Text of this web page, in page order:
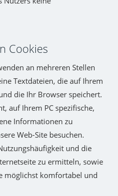
Cookies
an mehreren Stellen
Textdateien, die auf Ihrem
die Ihr Browser speichert.
auf Ihrem PC spezifische,
Informationen zu
Web-Site besuchen.
und die
zu ermitteln, sowie
möglichst komfortabel und